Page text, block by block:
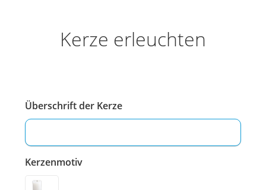
Kerze erleuchten
Überschrift der Kerze
Kerzenmotiv